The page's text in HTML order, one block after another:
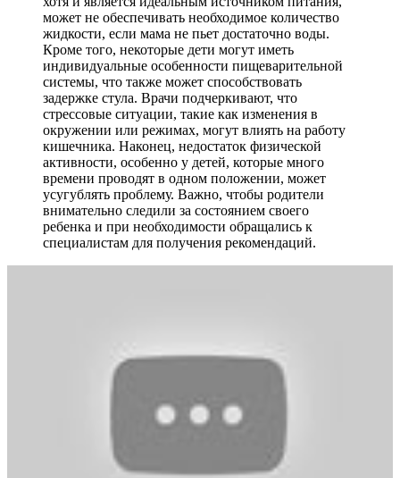
может не обеспечивать необходимое количество
жидкости, если мама не пьет достаточно воды.
Кроме того, некоторые дети могут иметь
индивидуальные особенности пищеварительной
системы, что также может способствовать
задержке стула. Врачи подчеркивают, что
стрессовые ситуации, такие как изменения в
окружении или режимах, могут влиять на работу
кишечника. Наконец, недостаток физической
активности, особенно у детей, которые много
времени проводят в одном положении, может
усугублять проблему. Важно, чтобы родители
внимательно следили за состоянием своего
ребенка и при необходимости обращались к
специалистам для получения рекомендаций.